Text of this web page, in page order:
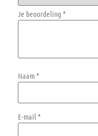
Je beoordeling *
Naam*
E-mail *